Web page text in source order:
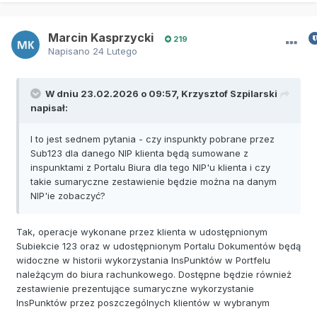
Marcin Kasprzycki 219
Napisano 24 Lutego
W dniu 23.02.2026 o 09:57, Krzysztof Szpilarski
napisał:
I to jest sednem pytania - czy inspunkty pobrane przez
Sub123 dla danego NIP klienta będą sumowane z
inspunktami z Portalu Biura dla tego NIP'u klienta i czy
takie sumaryczne zestawienie będzie można na danym
NIP'ie zobaczyć?
Tak, operacje wykonane przez klienta w udostępnionym
Subiekcie 123 oraz w udostępnionym Portalu Dokumentów będą
widoczne w historii wykorzystania InsPunktów w Portfelu
należącym do biura rachunkowego. Dostępne będzie również
zestawienie prezentujące sumaryczne wykorzystanie
InsPunktów przez poszczególnych klientów w wybranym